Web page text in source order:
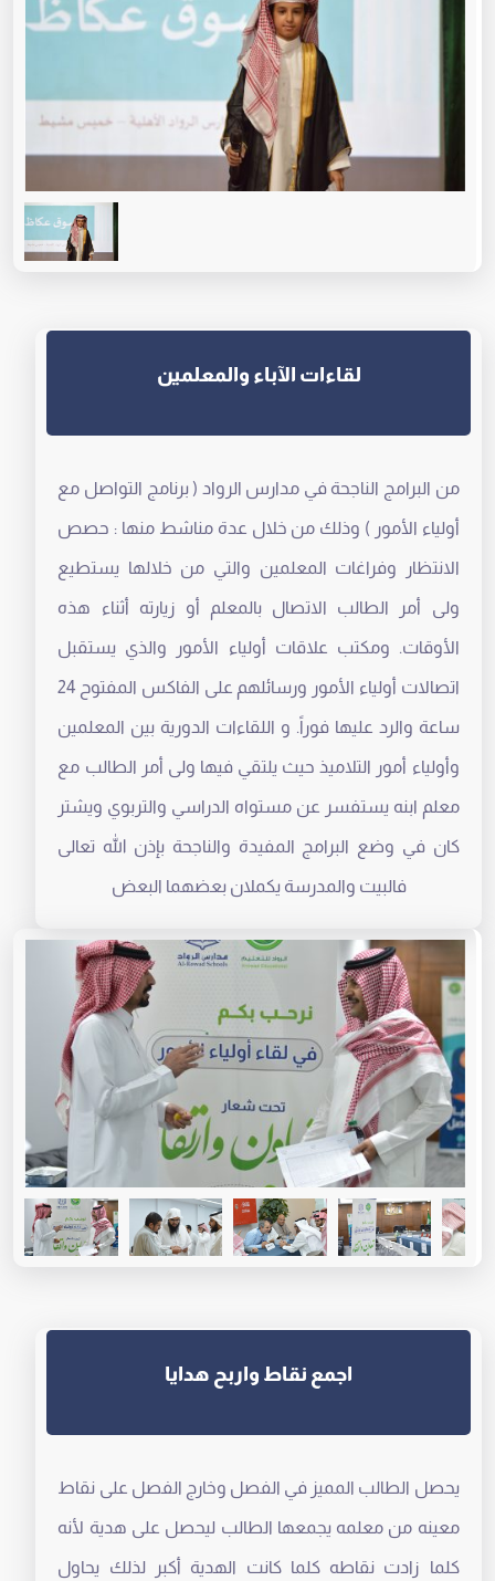
لقاءات الآباء والمعلمين
من البرامج الناجحة في مدارس الرواد ( برنامج التواصل مع
أولياء الأمور ) وذلك من خلال عدة مناشط منها : حصص
الانتظار وفراغات المعلمين والتي من خلالها يستطيع
ولى أمر الطالب الاتصال بالمعلم أو زيارته أثناء هذه
الأوقات. ومكتب علاقات أولياء الأمور والذي يستقبل
اتصالات أولياء الأمور ورسائلهم على الفاكس المفتوح 24
ساعة والرد عليها فوراً. و اللقاءات الدورية بين المعلمين
وأولياء أمور التلاميذ حيث يلتقي فيها ولى أمر الطالب مع
معلم ابنه يستفسر عن مستواه الدراسي والتربوي ويشتر
كان في وضع البرامج المفيدة والناجحة بإذن الله تعالى
فالبيت والمدرسة يكملان بعضهما البعض
اجمع نقاط واربح هدايا
يحصل الطالب المميز في الفصل وخارج الفصل على نقاط
معينه من معلمه يجمعها الطالب ليحصل على هدية لأنه
كلما زادت نقاطه كلما كانت الهدية أكبر لذلك يحاول